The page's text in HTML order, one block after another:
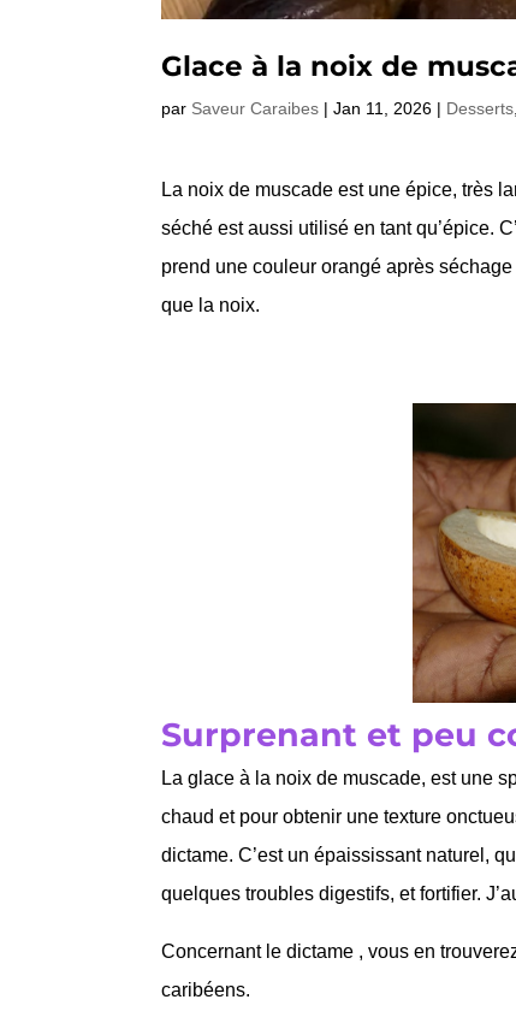
Glace à la noix de
par Saveur Caraibes |Jan 11, 2026 | Desserts
La noix de muscade est une épice, très
séché est aussi utilisé en tant qu’épice.
prend une couleur orangé après
que la noix.
Surprenant et peu
La glace à la noix de muscade, est une
chaud et pour obtenir une texture
dictame. C’est un épaississant naturel,
quelques troubles digestifs, et fortifier.
Concernant le dictame , vous en
caribéens.